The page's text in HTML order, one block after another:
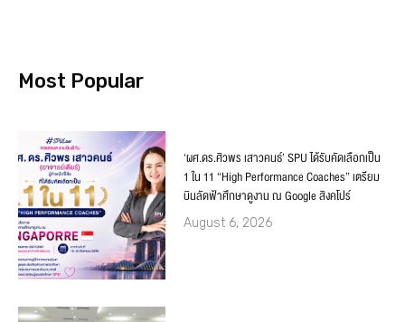
Most Popular
‘ผศ.ดร.ศิวพร เสาวคนธ์’ SPU ได้รับคัดเลือกเป็น
1 ใน 11 “High Performance Coaches” เตรียม
บินลัดฟ้าศึกษาดูงาน ณ Google สิงคโปร์
August 6, 2026